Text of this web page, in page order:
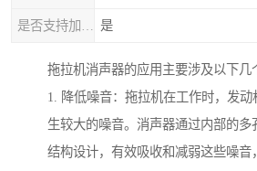
是
拖拉机消声器的应用主要涉及以下几
1. 降低噪音：拖拉机在工作时，发
生较大的噪音。消声器通过内部的多
结构设计，有效吸收和减弱这些噪音